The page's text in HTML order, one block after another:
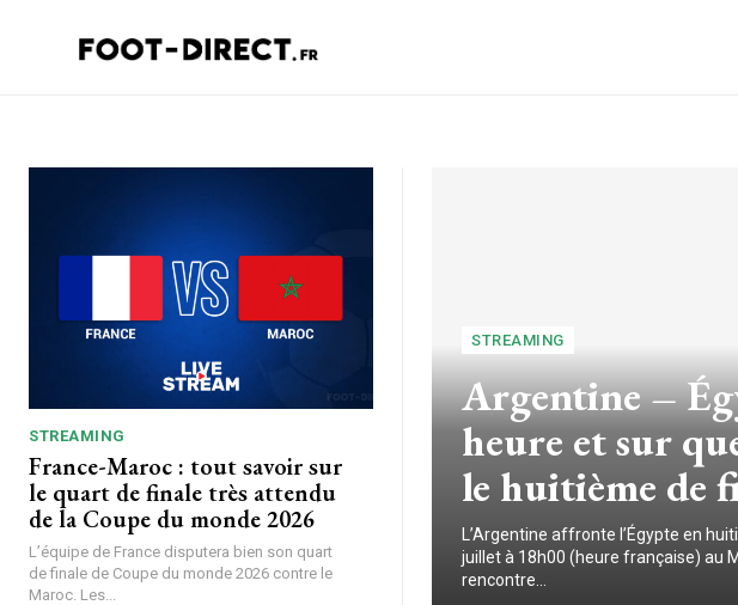
STREAMING
France-Maroc : tout savoir sur
le quart de finale très attendu
de la Coupe du monde 2026
L’équipe de France disputera bien son quart
de finale de Coupe du monde 2026 contre le
Maroc. Les...
STREAMING
Argentine –
heure et sur
le huitième de
L’Argentine affronte l’Égypte en
juillet à 18h00 (heure française) au
rencontre...